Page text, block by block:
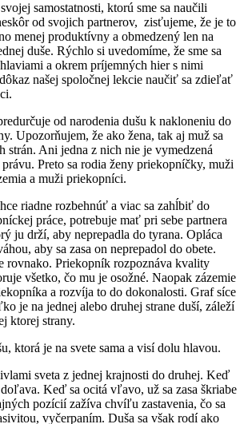
samostatnosti, ktorú sme sa naučili
od svojich partnerov, zisťujeme, že je to
menej produktívny a obmedzený len na
duše. Rýchlo si uvedomíme, že sme sa
a okrem príjemných hier s nimi
našej spoločnej lekcie naučiť sa zdieľať
od narodenia dušu k nakloneniu do
Upozorňujem, že ako žena, tak aj muž sa
strán. Ani jedna z nich nie je vymedzená
Preto sa rodia ženy priekopníčky, muži
a muži priekopníci.
riadne rozbehnúť a viac sa zahĺbiť do
práce, potrebuje mať pri sebe partnera
ju drží, aby neprepadla do tyrana. Opláca
aby sa zasa on neprepadol do obete.
rovnako. Priekopník rozpoznáva kvality
všetko, čo mu je osožné. Naopak zázemie
a rozvíja to do dokonalosti. Graf síce
je na jednej alebo druhej strane duší, záleží
ktorej strany.
ktorá je na svete sama a visí dolu hlavou.
sveta z jednej krajnosti do druhej. Keď
Keď sa ocitá vľavo, už sa zasa škriabe
pozícií zažíva chvíľu zastavenia, čo sa
vyčerpaním. Duša sa však rodí ako